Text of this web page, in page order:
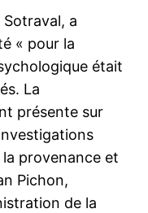
a
« pour la
était
La
présente sur
provenance et
Pichon,
de la